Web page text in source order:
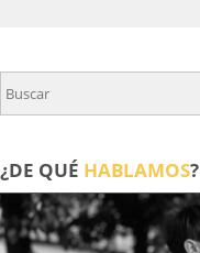
¿DE QUÉ HABLAMOS?